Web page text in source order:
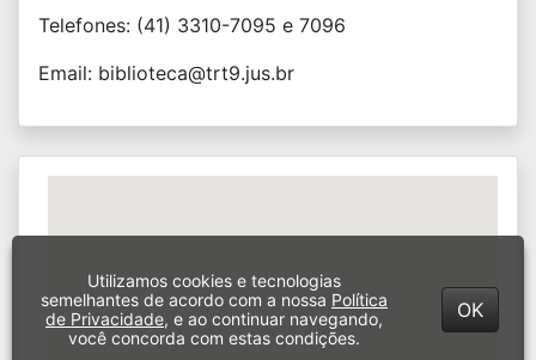
Utilizamos cookies e tecnologias
semelhantes de acordo com a nossa Política
de Privacidade, e ao continuar navegando,
você concorda com estas condições.
OK
Telefones: (41) 3310-7095 e 7096
Email: biblioteca@trt9.jus.br